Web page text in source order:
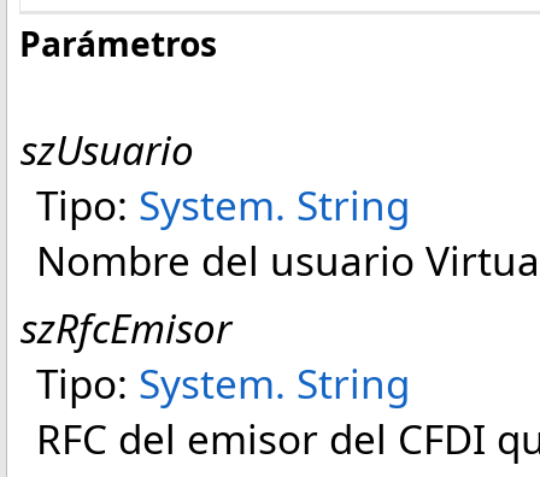
Parámetros
szUsuario
Tipo: System. String
Nombre del usuario
szRfcEmisor
Tipo: System. String
RFC del emisor del CFDI